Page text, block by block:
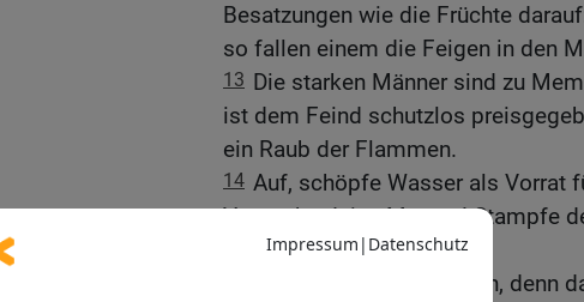
Besatzungen wie die Früchte
so fallen einem die Feigen in den
13 Die starken Männer sind zu
ist dem Feind schutzlos
ein Raub der Flammen.
14 Auf, schöpfe Wasser als Vorrat
Verstärke deine Mauern! Stampfe
Ziegelsteine!
Es wird dir nichts nützen, denn